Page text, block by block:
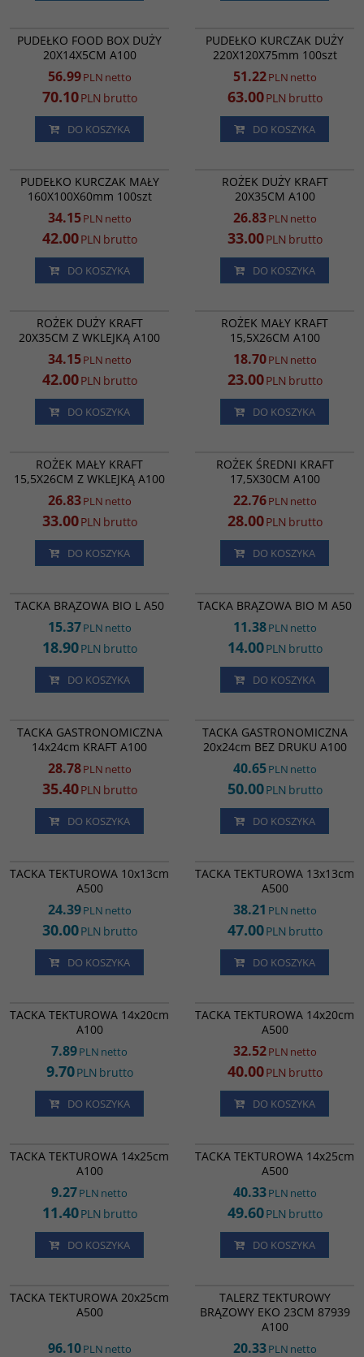
PROMOCJA
PUDEŁKO FOOD BOX DUŻY
20X14X5CM A100
56.99PLN netto
70.10PLN brutto
DO KOSZYKA
PROMOCJA
PUDEŁKO KURCZAK DUŻY
220X120X75mm 100szt
51.22PLN netto
63.00PLN brutto
DO KOSZYKA
PROMOCJA
PUDEŁKO KURCZAK MAŁY
160X100X60mm 100szt
34.15PLN netto
42.00PLN brutto
DO KOSZYKA
PROMOCJA
ROŻEK KEBAB DUŻY A100
ROŻEK DUŻY KRAFT
20X35CM A100
26.83PLN netto
33.00PLN brutto
DO KOSZYKA
PROMOCJA
ROŻEK KEBAB DUŻY Z WKLEJKĄ NA
SOS A100ROŻEK DUŻY KRAFT
20X35CM Z WKLEJKĄ A100
34.15PLN netto
42.00PLN brutto
DO KOSZYKA
PROMOCJA
ROŻEK KEBAB MAŁY A100
ROŻEK MAŁY KRAFT
15,5X26CM A100
18.70PLN netto
23.00PLN brutto
DO KOSZYKA
PROMOCJA
ROŻEK KEBAB MAŁY Z WKLEJKĄ NA
SOS A100ROŻEK MAŁY KRAFT
15,5X26CM Z WKLEJKĄ A100
26.83PLN netto
33.00PLN brutto
DO KOSZYKA
PROMOCJA
ROŻEK KEBAB ŚREDNI A100
ROŻEK ŚREDNI KRAFT
17,5X30CM A100
22.76PLN netto
28.00PLN brutto
DO KOSZYKA
TACKA BRĄZOWA BIO L A50
15.37PLN netto
18.90PLN brutto
DO KOSZYKA
TACKA BRĄZOWA BIO M A50
11.38PLN netto
14.00PLN brutto
DO KOSZYKA
PROMOCJA
14x24cm BEZ DRUKU A100
TACKA GASTRONOMICZNA
14x24cm KRAFT A100
28.78PLN netto
35.40PLN brutto
DO KOSZYKA
20x24cm BEZ DRUKU A100
TACKA GASTRONOMICZNA
20x24cm BEZ DRUKU A100
40.65PLN netto
50.00PLN brutto
DO KOSZYKA
TACKA TEKTUROWA 10x13cm
A500
24.39PLN netto
30.00PLN brutto
DO KOSZYKA
TACKA TEKTUROWA 13x13cm
A500
38.21 PLN netto
47.00PLN brutto
DO KOSZYKA
TACKA TEKTUROWA 14x20cm
A100
7.89PLN netto
9.70PLN brutto
DO KOSZYKA
PROMOCJA
TACKA TEKTUROWA 14x20cm
A500
32.52PLN netto
40.00PLN brutto
DO KOSZYKA
TACKA TEKTUROWA 14x25cm
A100
9.27PLN netto
11.40PLN brutto
DO KOSZYKA
TACKA TEKTUROWA 14x25cm
A500
40.33PLN netto
49.60PLN brutto
DO KOSZYKA
TACKA TEKTUROWA 20x25cm
A500
96.10PLN netto
EKO 23CM 87939 A100
TALERZ TEKTUROWY
BRĄZOWY EKO 23CM 87939
A100
20.33PLN netto